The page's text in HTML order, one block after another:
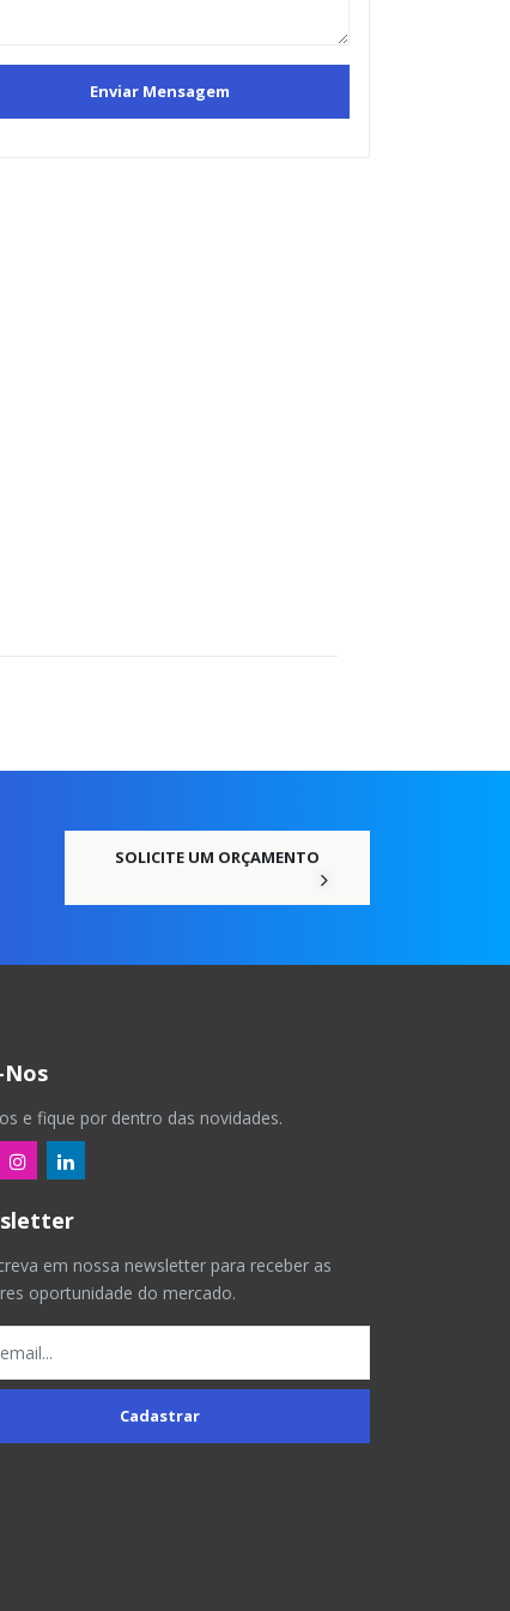
SOLICITE UM ORÇAMENTO
Nos
e fique por dentro das novidades.
em nossa newsletter para receber as
oportunidade do mercado.
Cadastrar